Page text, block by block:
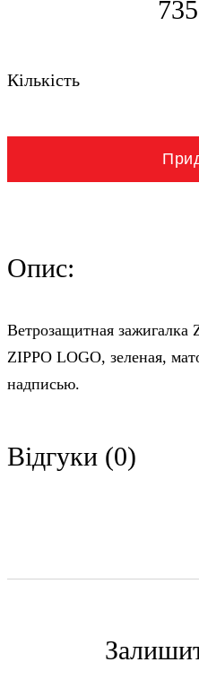
Кількість
Опис:
Ветрозащитная
ZIPPO LOGO, зеленая,
надписью.
Відгуки (0)